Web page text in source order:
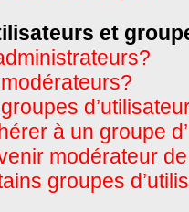
et
à un groupe
modérateur
groupes